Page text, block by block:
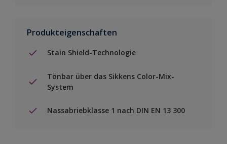
Produkteigenschaften
Stain Shield-Technologie
Tönbar über das Sikkens Color-Mix-
System
Nassabriebklasse 1 nach DIN EN 13 300